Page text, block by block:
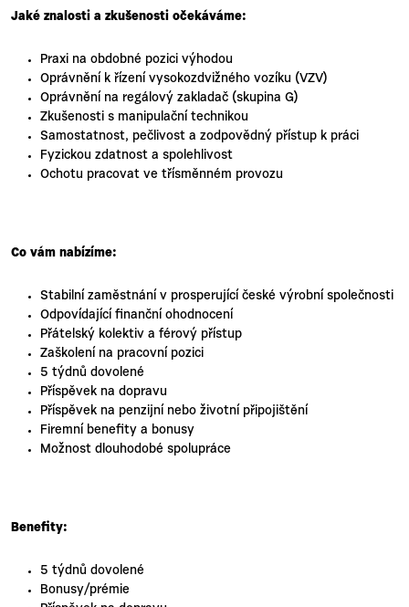
Jaké znalosti a zkušenosti očekáváme:
Praxi na obdobné pozici výhodou
Oprávnění k řízení vysokozdvižného vozíku (VZV)
Oprávnění na regálový zakladač (skupina G)
Zkušenosti s manipulační technikou
Samostatnost, pečlivost a zodpovědný přístup k práci
Fyzickou zdatnost a spolehlivost
Ochotu pracovat ve třísměnném provozu
Co vám nabízíme:
Stabilní zaměstnání v prosperující české výrobní společnosti
Odpovídající finanční ohodnocení
Přátelský kolektiv a férový přístup
Zaškolení na pracovní pozici
5 týdnů dovolené
Příspěvek na dopravu
Příspěvek na penzijní nebo životní připojištění
Firemní benefity a bonusy
Možnost dlouhodobé spolupráce
Benefity:
5 týdnů dovolené
Bonusy/prémie